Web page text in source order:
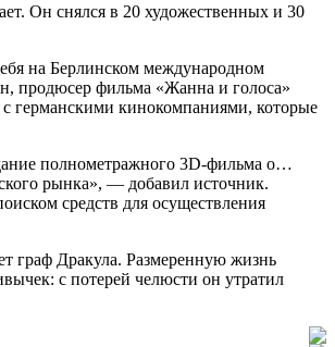
Он снялся в 20 художественных и 30
на Берлинском международном
продюсер фильма «Жанна и голоса»
германскими кинокомпаниями, которые
полнометражного 3D-фильма о…
рынка», — добавил источник.
средств для осуществления
граф Дракула. Размеренную жизнь
с потерей челюсти он утратил